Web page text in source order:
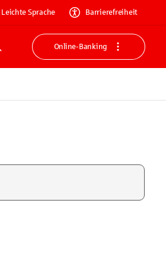
Leichte Sprache Barrierefreiheit
Suche
Online-Banking